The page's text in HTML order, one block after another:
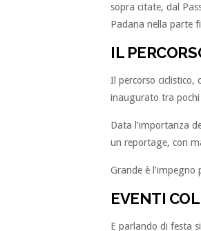
sopra citate, dal
Padana nella parte
IL
Il percorso ciclistico,
inaugurato tra
Data l’importanza
un reportage, con
Grande è l’impegno
EVENTI
E parlando di festa